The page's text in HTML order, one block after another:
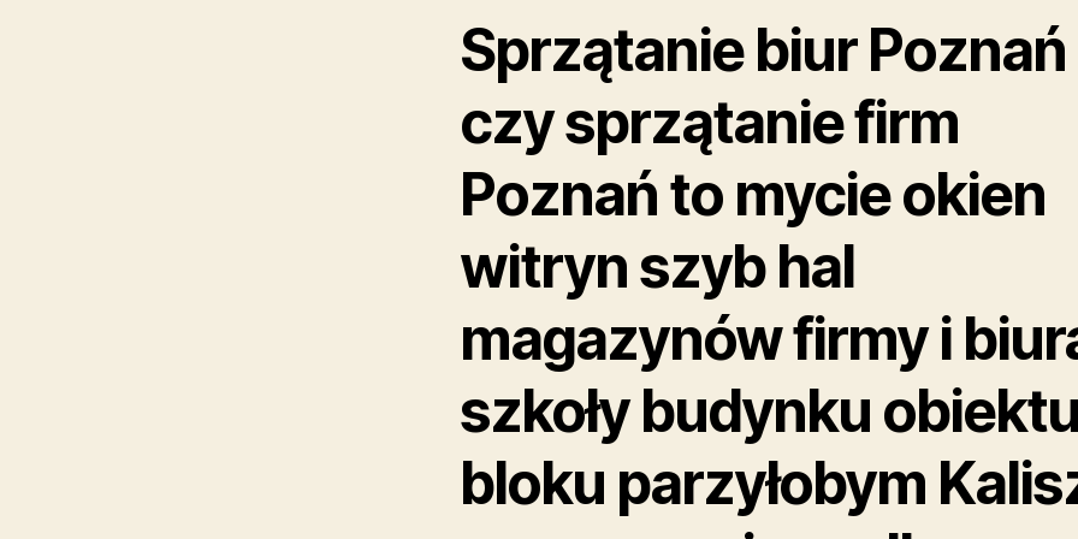
Sprzątanie biur Poznań
czy sprzątanie firm
Poznań to mycie okien
witryn szyb hal
magazynów firmy i
szkoły budynku obiektu
bloku parzyłobym